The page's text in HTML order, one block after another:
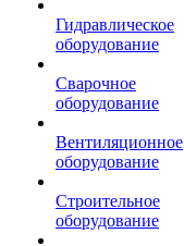
Гидравлическое
оборудование
Сварочное
оборудование
Вентиляционное
оборудование
Строительное
оборудование